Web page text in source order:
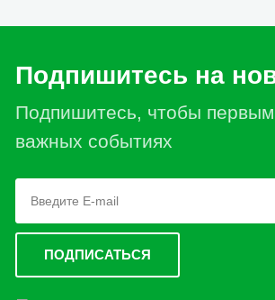
Подпишитесь на
Подпишитесь, чтобы первым
важных событиях